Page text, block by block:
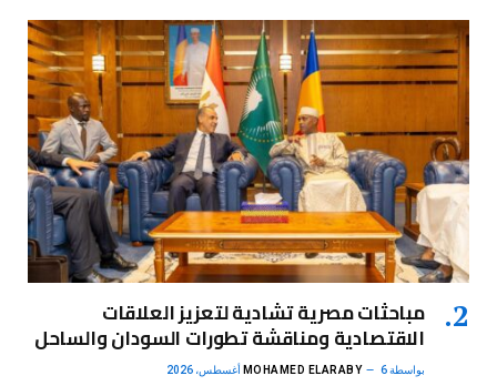
مباحثات مصرية تشادية لتعزيز العلاقات
الاقتصادية ومناقشة تطورات السودان والساحل
بواسطة MOHAMED ELARABY 6 أغسطس، 2026